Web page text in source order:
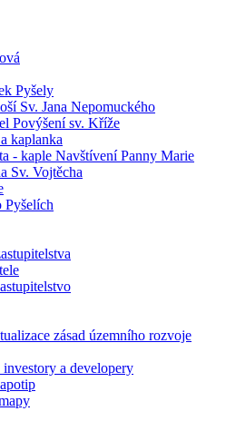
Pyšely
Sv. Jana Nepomuckého
Povýšení sv. Kříže
kaplanka
- kaple Navštívení Panny Marie
Sv. Vojtěcha
Pyšelích
zásad územního rozvoje
investory a developery